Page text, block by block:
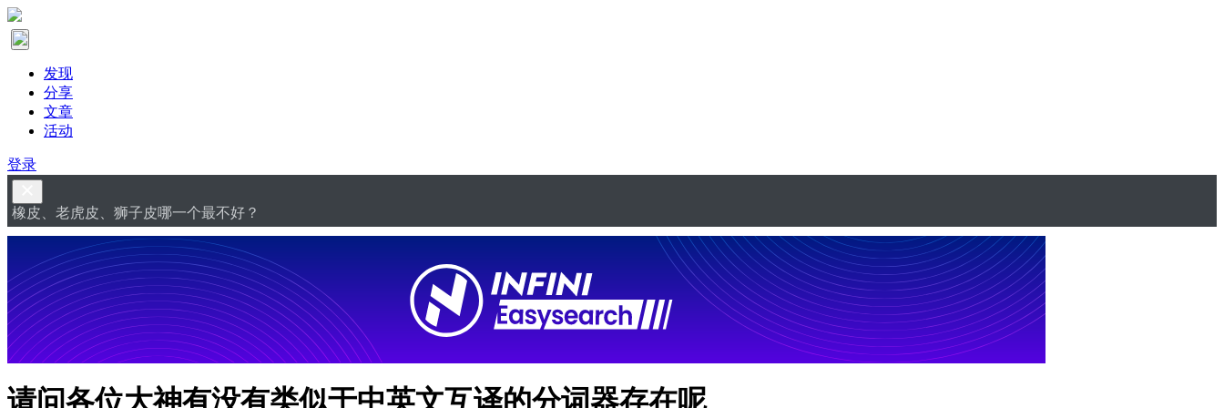
发现
分享
文章
活动
登录
橡皮、老虎皮、狮子皮哪一个最不好？
请问各位大神有没有类似于中英文互译的分词器存在呢